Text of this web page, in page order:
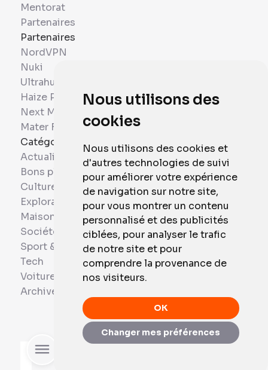
Nous utilisons des
cookies
Nous utilisons des cookies et
d'autres technologies de suivi
pour améliorer votre expérience
de navigation sur notre site,
pour vous montrer un contenu
personnalisé et des publicités
ciblées, pour analyser le trafic
de notre site et pour
comprendre la provenance de
nos visiteurs.
OK
Changer mes préférences
Mentorat
Partenaires
Partenaires
NordVPN
Nuki
Ultrahuman
Haize Project
Next Mobiles
Mater France
Catégories
Actualités
Bons plans
Culture
Exploration
Maison et Domotique
Société
Sport & Santé
Tech
Voitures
Archives